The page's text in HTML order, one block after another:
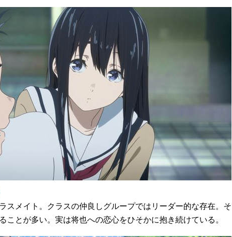
スメイト。クラスの仲良しグループではリーダー的な存在。そ
ことが多い。実は将也への恋心をひそかに抱き続けている。